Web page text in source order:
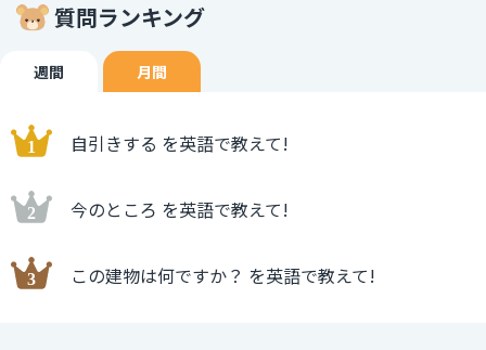
質問ランキング
週間 月間
自引きする を英語で教えて!
今のところ を英語で教えて!
この建物は何ですか？ を英語で教えて!